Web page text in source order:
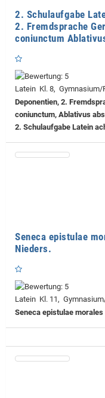
2. Schulaufgabe
2. Fremdsprache
coniunctum
Latein Kl. 8, Gymnasium/
Deponentien, 2.
coniunctum, Ablativus
2. Schulaufgabe Latein
Seneca epistulae
Nieders.
Latein Kl. 11,
Seneca epistulae morales